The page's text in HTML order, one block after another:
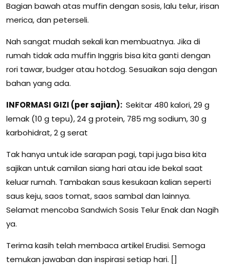
Bagian bawah atas muffin dengan sosis, lalu telur, irisan
merica, dan peterseli.
Nah sangat mudah sekali kan membuatnya. Jika di
rumah tidak ada muffin Inggris bisa kita ganti dengan
rori tawar, budger atau hotdog. Sesuaikan saja dengan
bahan yang ada.
INFORMASI GIZI (per sajian): Sekitar 480 kalori, 29 g
lemak (10 g tepu), 24 g protein, 785 mg sodium, 30 g
karbohidrat, 2 g serat
Tak hanya untuk ide sarapan pagi, tapi juga bisa kita
sajikan untuk camilan siang hari atau ide bekal saat
keluar rumah. Tambakan saus kesukaan kalian seperti
saus keju, saos tomat, saos sambal dan lainnya.
Selamat mencoba Sandwich Sosis Telur Enak dan Nagih
ya.
Terima kasih telah membaca artikel Erudisi. Semoga
temukan jawaban dan inspirasi setiap hari. []